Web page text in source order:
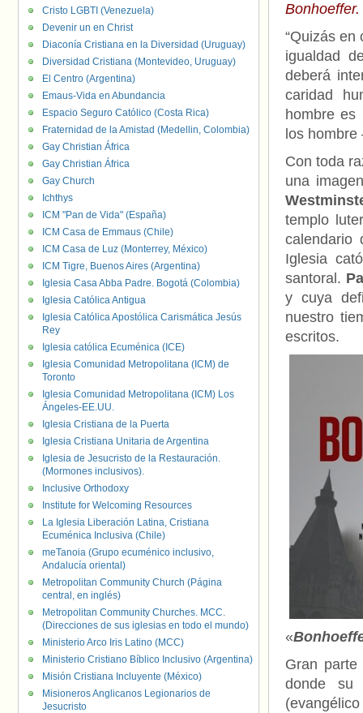
“Quizás en
igualdad
deberá
caridad
hombre
los
Con toda
una
templo
calendario
Iglesia
santoral.
y cuya
nuestro
escritos.
«
Gran
donde
Cristo LGBTI (Venezuela)
Devenir un en Christ
Diaconía Cristiana en la Diversidad (Uruguay)
Diversidad Cristiana (Montevideo, Uruguay)
El Centro (Argentina)
Emaus-Vida en Abundancia
Espacio Seguro Católico (Costa Rica)
Fraternidad de la Amistad (Medellin, Colombia)
Gay Christian África
Gay Christian África
Gay Church
Ichthys
ICM "Pan de Vida" (España)
ICM Casa de Emmaus (Chile)
ICM Casa de Luz (Monterrey, México)
ICM Tigre, Buenos Aires (Argentina)
Iglesia Casa Abba Padre. Bogotá (Colombia)
Iglesia Católica Antigua
Iglesia Católica Apostólica Carismática Jesús
Rey
Iglesia católica Ecuménica (ICE)
Iglesia Comunidad Metropolitana (ICM) de
Toronto
Iglesia Comunidad Metropolitana (ICM) Los
Ángeles-EE.UU.
Iglesia Cristiana de la Puerta
Iglesia Cristiana Unitaria de Argentina
Iglesia de Jesucristo de la Restauración.
(Mormones inclusivos).
Inclusive Orthodoxy
Institute for Welcoming Resources
La Iglesia Liberación Latina, Cristiana
Ecuménica Inclusiva (Chile)
meTanoia (Grupo ecuménico inclusivo,
Andalucía oriental)
Metropolitan Community Church (Página
central, en inglés)
Metropolitan Community Churches. MCC.
(Direcciones de sus iglesias en todo el mundo)
Ministerio Arco Iris Latino (MCC)
Ministerio Cristiano Bíblico Inclusivo (Argentina)
Misión Cristiana Incluyente (México)
Misioneros Anglicanos Legionarios de
Jesucristo